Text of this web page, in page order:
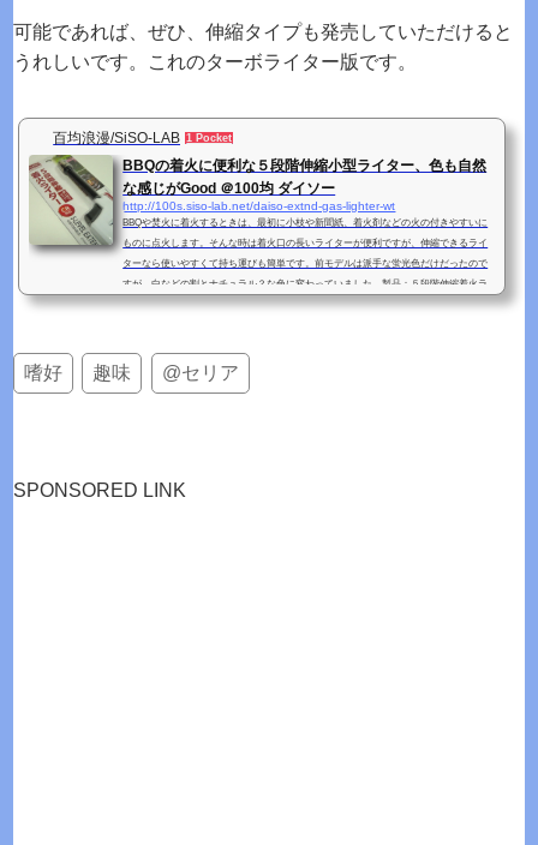
可能であれば、ぜひ、伸縮タイプも発売していただけると
うれしいです。これのターボライター版です。
百均浪漫/SiSO-LAB 1 Pocket
BBQの着火に便利な５段階伸縮小型ライター、色も自然
な感じがGood ＠100均 ダイソー
http://100s.siso-lab.net/daiso-extnd-gas-lighter-wt
BBQや焚火に着火するときは、最初に小枝や新聞紙、着火剤などの火の付きやすいに
ものに点火します。そんな時は着火口の長いライターが便利ですが、伸縮できるライ
ターなら使いやすくて持ち運びも簡単です。前モデルは派手な蛍光色だけだったので
すが、白などの割とナチュラル？な色に変わっていました。製品：５段階伸縮着火ラ
イター使いきりタイプ CR対応購入情報購入店舗：ダイソー購入価格：100円（税別）
嗜好 趣味 @セリア
SPONSORED LINK